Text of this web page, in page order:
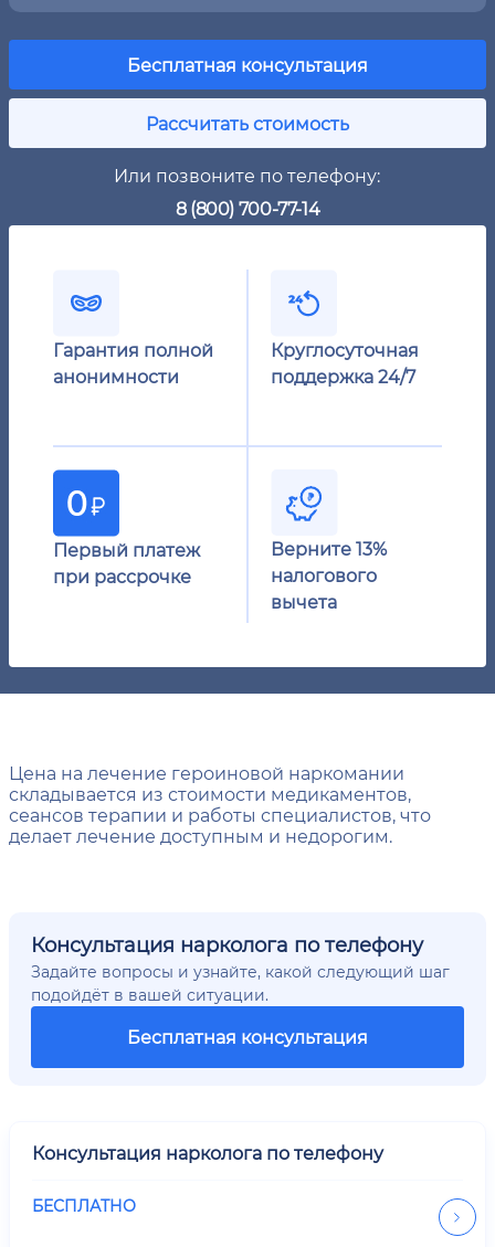
Бесплатная консультация
Рассчитать стоимость
Или позвоните по телефону:
8 (800) 700-77-14
Гарантия полной
анонимности
Круглосуточная
поддержка 24/7
Первый платеж
при рассрочке
Верните 13%
налогового
вычета
Цена на лечение героиновой наркомании
складывается из стоимости медикаментов,
сеансов терапии и работы специалистов, что
делает лечение доступным и недорогим.
Консультация нарколога по телефону
Задайте вопросы и узнайте, какой следующий шаг
подойдёт в вашей ситуации.
Бесплатная консультация
Консультация нарколога по телефону
БЕСПЛАТНО